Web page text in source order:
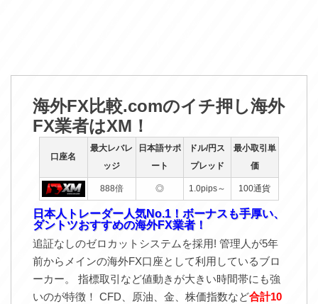
海外FX比較.comのイチ押し海外
FX業者はXM！
口座名
最大レバレ
ッジ
日本語サポ
ート
ドル/円ス
プレッド
最小取引単
価
888倍 ◎ 1.0pips～ 100通貨
日本人トレーダー人気No.1！ボーナスも手厚い、
ダントツおすすめの海外FX業者！
追証なしのゼロカットシステムを採用! 管理人が5年
前からメインの海外FX口座として利用しているブロ
ーカー。 指標取引など値動きが大きい時間帯にも強
いのが特徴！ CFD、原油、金、株価指数など合計10